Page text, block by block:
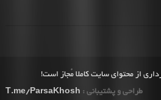
از محتوای سایت کاملا مُجاز است!
طراحی و پشتیبانی : T.me/ParsaKhosh